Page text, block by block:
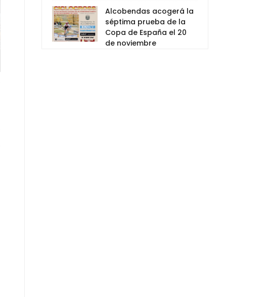
Alcobendas acogerá la
séptima prueba de la
Copa de España el 20
de noviembre